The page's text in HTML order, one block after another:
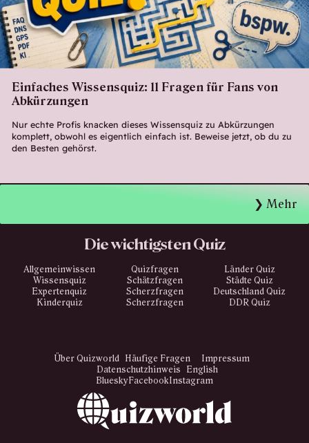
Einfaches Wissensquiz: 11 Fragen für Fans von
Abkürzungen
Nur echte Profis knacken dieses Wissensquiz zu Abkürzungen
komplett, obwohl es eigentlich einfach ist. Beweise jetzt, ob du zu
den Besten gehörst.
Mehr
Die wichtigsten Quiz
Allgemeinwissen Quizfragen
Länder Quiz
Wissensquiz
Schätzfragen
Städte Quiz
Expertenquiz
Scherzfragen
Deutschland Quiz
Kinderquiz
Scherzfragen DDR Quiz
Über Quizworld Häufige Fragen
Impressum
Datenschutzhinweis
English
BlueskyFacebookInstagram